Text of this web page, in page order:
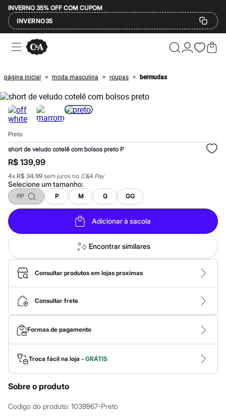
INVERNO 35% OFF COM CUPOM
INVERNO35
Ofertas
Compre por Departamento
Masculino
Infantil
Calçados
Mindse7
Plus Size
Até 20% off
Até 60% off
A partir de 60% off
Feminino
Em alta
Inverno
Alfaiataria
Novidades
Roupas
Blusas e Camisetas
Básicos
Calças
Casacos e Jaquetas
Jeans
Macacões
Saias
Shorts e Bermudas
Vestidos
Bolsas
Bonés e Chapéus
Bijoux
Cintos
Óculos
Relógios
Calçados
Botas
Chinelos
Rasteirinhas
Sandálias
Sapatilhas
Tênis
página inicial > moda masculina > roupas > bermudas
Preto
short de veludo cotelê com bolsos preto P
R$ 139,99
4x R$ 34,99 sem juros no C&A Pay
Selecione umtamanho:
PP P M G GG
Adicionar à sacola
Encontrar similares
Consultar produtos em lojas proximas
Consultar frete
Formas de pagamento
Troca fácil na loja - GRÁTIS
Sobre o produto
Codigo do produto: 1039967-Preto